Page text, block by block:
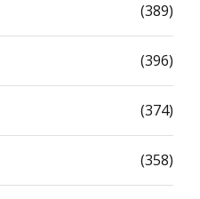
(389)
(396)
(374)
(358)